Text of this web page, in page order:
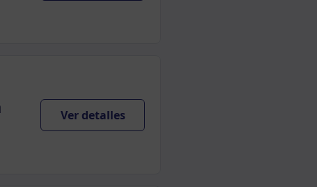
Ver detalles